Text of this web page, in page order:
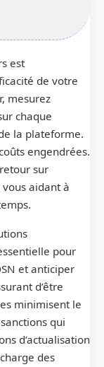
est
de votre
mesurez
chaque
la plateforme.
engendrées.
sur
aidant à
pour
et anticiper
d’être
minimisent le
qui
d’actualisation
des